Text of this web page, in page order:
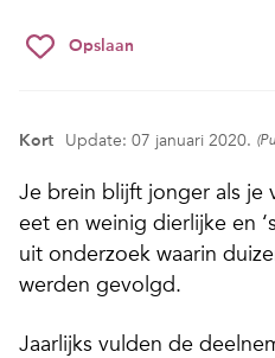
Opslaan
Kort Update: 07 januari 2020.
Je brein blijft jonger als je
eet en weinig dierlijke en
uit onderzoek waarin
werden gevolgd.
Jaarlijks vulden de